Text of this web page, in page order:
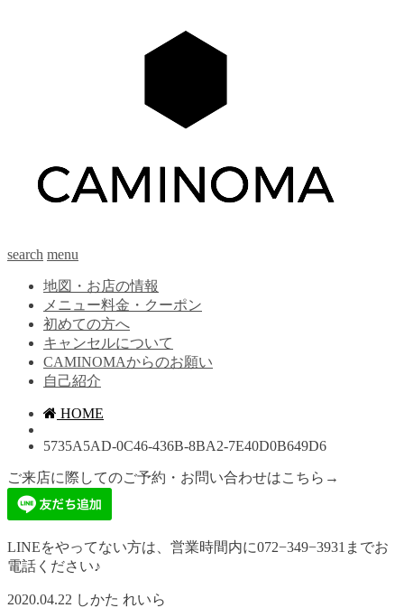
search menu
地図・お店の情報
メニュー料金・クーポン
初めての方へ
キャンセルについて
CAMINOMAからのお願い
自己紹介
HOME
5735A5AD-0C46-436B-8BA2-7E40D0B649D6
ご来店に際してのご予約・お問い合わせはこちら→
LINEをやってない方は、営業時間内に072−349−3931までお
電話ください♪
2020.04.22 しかた れいら